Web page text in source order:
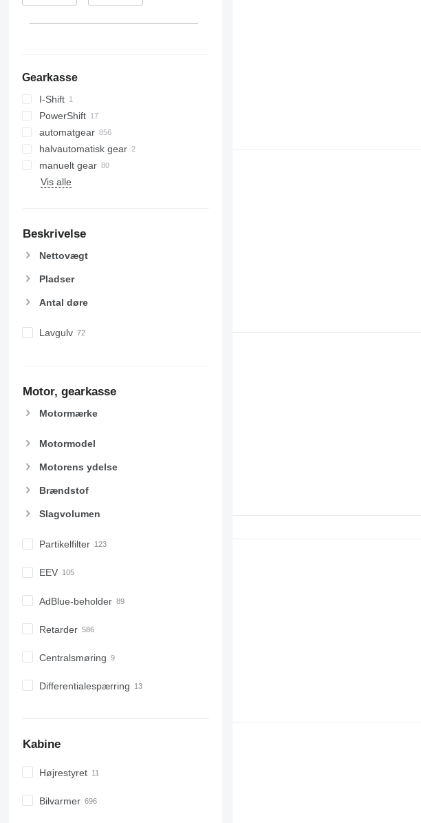
Gearkasse
I-Shift
PowerShift
automatgear
halvautomatisk gear
manuelt gear
Vis alle
Beskrivelse
Nettovægt
Pladser
Antal døre
Lavgulv
Motor, gearkasse
Motormærke
Motormodel
Motorens ydelse
Brændstof
Slagvolumen
Partikelfilter
EEV
AdBlue-beholder
Retarder
Centralsmøring
Differentialespærring
Kabine
Højrestyret
Bilvarmer